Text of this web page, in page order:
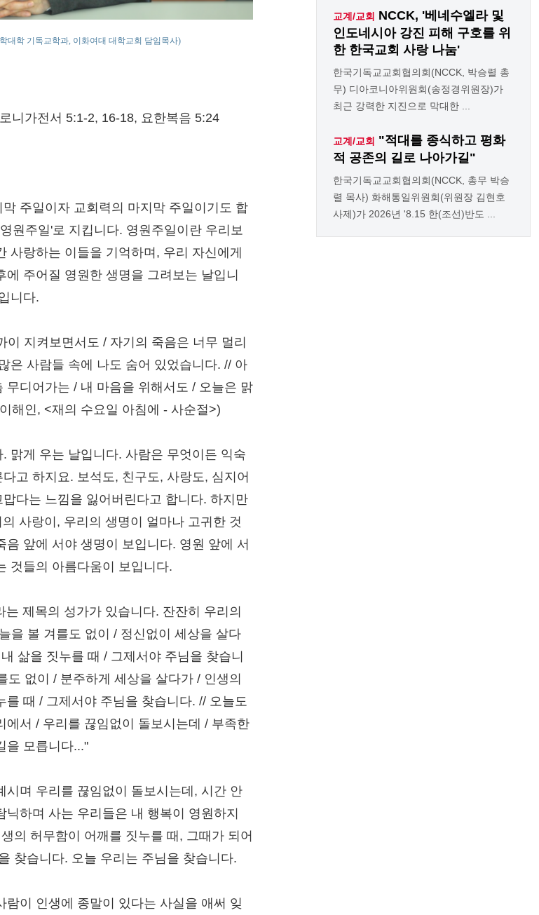
대학 기독교학과, 이화여대 대학교회 담임목사)
니가전서 5:1-2, 16-18, 요한복음 5:24
주일이자 교회력의 마지막 주일이기도 합
원주일'로 지킵니다. 영원주일이란 우리보
사랑하는 이들을 기억하며, 우리 자신에게
에 주어질 영원한 생명을 그려보는 날입니
니다.
이 지켜보면서도 / 자기의 죽음은 너무 멀리
은 사람들 속에 나도 숨어 있었습니다. // 아
무디어가는 / 내 마음을 위해서도 / 오늘은 맑
해인, <재의 수요일 아침에 - 사순절>)
맑게 우는 날입니다. 사람은 무엇이든 익숙
고 하지요. 보석도, 친구도, 사랑도, 심지어
다는 느낌을 잃어버린다고 합니다. 하지만
사랑이, 우리의 생명이 얼마나 고귀한 것
음 앞에 서야 생명이 보입니다. 영원 앞에 서
것들의 아름다움이 보입니다.
는 제목의 성가가 있습니다. 잔잔히 우리의
을 볼 겨를도 없이 / 정신없이 세상을 살다
삶을 짓누를 때 / 그제서야 주님을 찾습니
도 없이 / 분주하게 세상을 살다가 / 인생의
를 때 / 그제서야 주님을 찾습니다. // 오늘도
에서 / 우리를 끊임없이 돌보시는데 / 부족한
을 모릅니다..."
시며 우리를 끊임없이 돌보시는데, 시간 안
닉하며 사는 우리들은 내 행복이 영원하지
의 허무함이 어깨를 짓누를 때, 그때가 되어
찾습니다. 오늘 우리는 주님을 찾습니다.
람이 인생에 종말이 있다는 사실을 애써 잊
교계/교회 NCCK, '베네수엘라 및
인도네시아 강진 피해 구호를 위
한 한국교회 사랑 나눔'
한국기독교교회협의회(NCCK, 박승렬 총
무) 디아코니아위원회(송정경위원장)가
최근 강력한 지진으로 막대한 ...
교계/교회 "적대를 종식하고 평화
적 공존의 길로 나아가길"
한국기독교교회협의회(NCCK, 총무 박승
렬 목사) 화해통일위원회(위원장 김현호
사제)가 2026년 '8.15 한(조선)반도 ...